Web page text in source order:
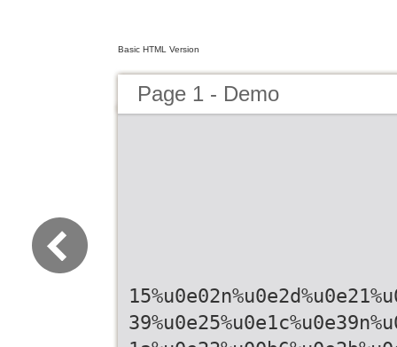
Basic HTML Version
Page 1 - Demo